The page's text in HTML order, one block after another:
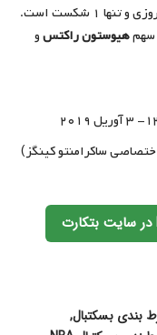
۴ پیروزی و تنها ۱ شکست است.
هیوستون راکتسو
ساکرامنتو کینگز)
بندی بسکتبال